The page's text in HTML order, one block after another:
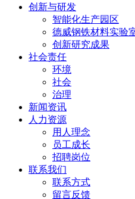
创新与研发
智能化生产园区
德威钢铁材料实验
创新研究成果
社会责任
环境
社会
治理
新闻资讯
人力资源
用人理念
员工成长
招聘岗位
联系我们
联系方式
留言反馈